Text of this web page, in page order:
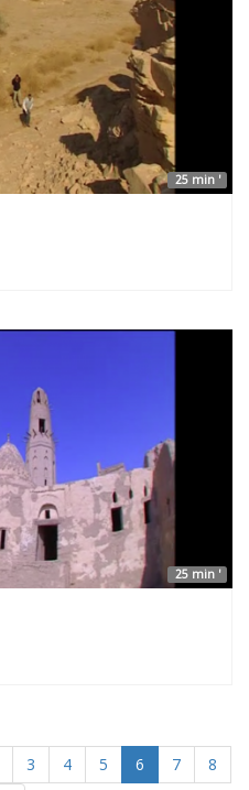
25 min '
25 min '
3 4 5 6 7
8